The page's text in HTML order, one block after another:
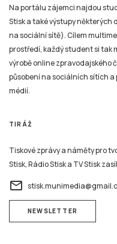
Na portálu zájemci najdou
Stisk a také výstupy
na sociální sítě). Cílem
prostředí, každý student si tak
výrobě online zpravodajského
působení na sociálních sítích
médií.
TIRÁŽ
Tiskové zprávy a náměty pro
Stisk, Rádio Stisk a TV Stisk
email
NEWSLETTER